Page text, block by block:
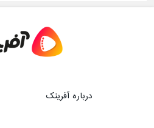
درباره آفرینک